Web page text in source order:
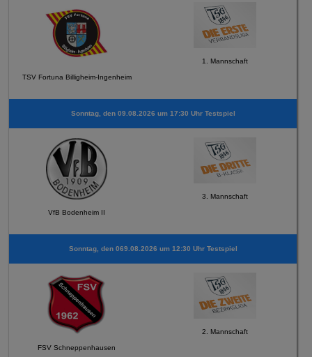
TSV Fortuna Billigheim-Ingenheim
1. Mannschaft
Sonntag, den 09.08.2026 um 17:30 Uhr Testspiel
VfB Bodenheim II
3. Mannschaft
Sonntag, den 069.08.2026 um 12:30 Uhr Testspiel
FSV Schneppenhausen
2. Mannschaft